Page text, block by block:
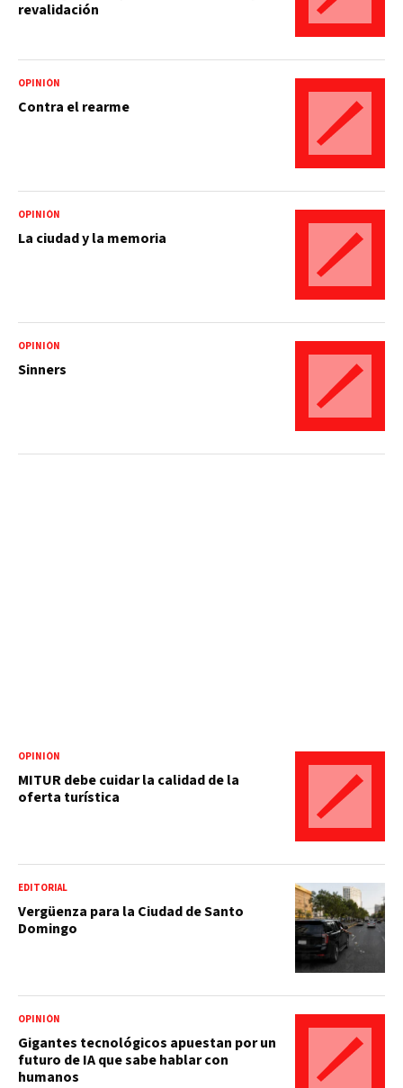
revalidación
OPINIÓN
Contra el rearme
OPINIÓN
La ciudad y la memoria
OPINIÓN
Sinners
OPINIÓN
MITUR debe cuidar la calidad de la
oferta turística
EDITORIAL
Vergüenza para la Ciudad de Santo
Domingo
OPINIÓN
Gigantes tecnológicos apuestan por un
futuro de IA que sabe hablar con
humanos